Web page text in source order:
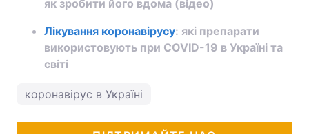
як зробити його вдома (відео)
Лікування коронавірусу: які препарати
використовують при COVID-19 в Україні та
світі
коронавірус в Україні